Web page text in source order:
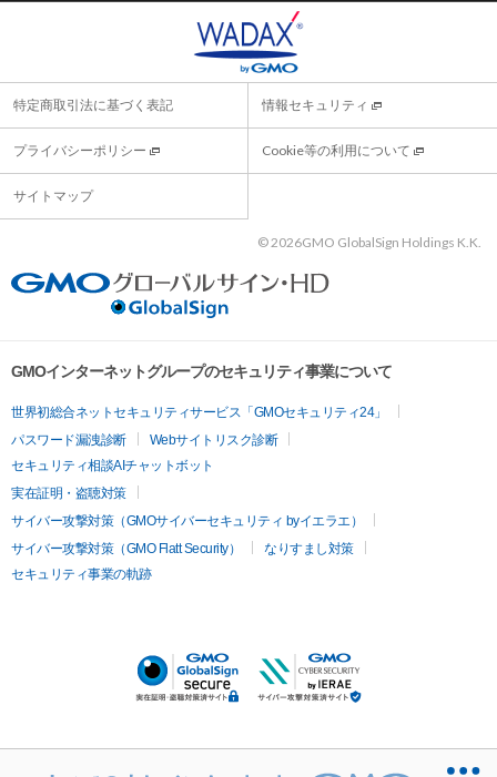
特定商取引法に基づく表記 情報セキュリティ
プライバシーポリシー Cookie等の利用について
サイトマップ
©2026GMO GlobalSign Holdings K.K.
GMOインターネットグループのセキュリティ事業について
世界初総合ネットセキュリティサービス「GMOセキュリティ24」
パスワード漏洩診断
Webサイトリスク診断
セキュリティ相談AIチャットボット
実在証明・盗聴対策
サイバー攻撃対策（GMOサイバーセキュリティ byイエラエ）
サイバー攻撃対策（GMO Flatt Security）
なりすまし対策
セキュリティ事業の軌跡